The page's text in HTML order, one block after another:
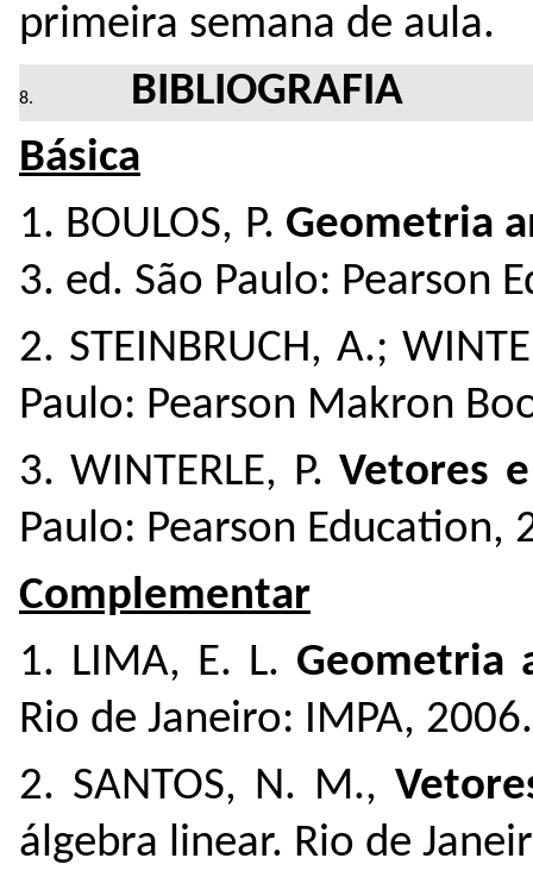
primeira semana de aula.
BIBLIOGRAFIA
Básica
1. BOULOS, P. Geometria
3. ed. São Paulo: Pearson
2. STEINBRUCH, A.;
Paulo: Pearson Makron
3. WINTERLE, P.Vetores
Paulo: Pearson Education,
Complementar
1. LIMA, E. L. Geometria
Rio de Janeiro: IMPA, 2006.
2. SANTOS, N. M.,
álgebra linear. Rio de